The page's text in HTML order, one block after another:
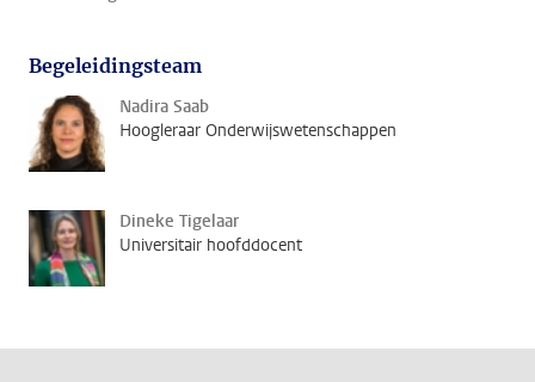
Begeleidingsteam
Nadira Saab
Hoogleraar Onderwijswetenschappen
Dineke Tigelaar
Universitair hoofddocent